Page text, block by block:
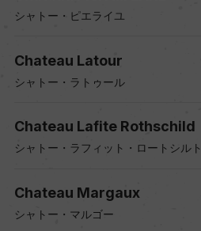
シャトー・ピエライユ
Chateau Latour
シャトー・ラトゥール
Chateau Lafite Rothschild
シャトー・ラフィット・ロートシルト
Chateau Margaux
シャトー・マルゴー